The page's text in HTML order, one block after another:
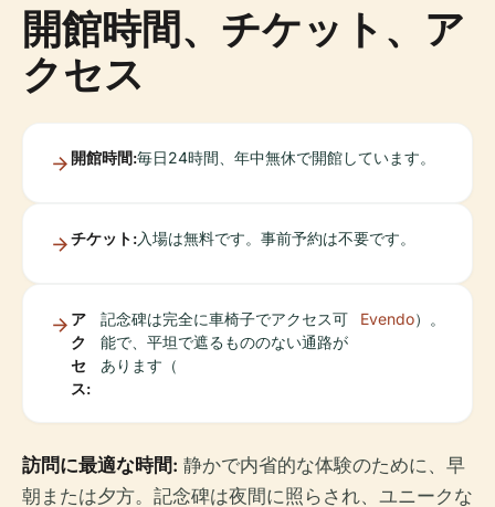
開館時間、チケット、ア
クセス
開館時間:毎日24時間、年中無休で開館しています。
チケット:入場は無料です。事前予約は不要です。
ア
ク
セ
ス:
記念碑は完全に車椅子でアクセス可
能で、平坦で遮るもののない通路が
あります（
Evendo）。
訪問に最適な時間: 静かで内省的な体験のために、早
朝または夕方。記念碑は夜間に照らされ、ユニークな